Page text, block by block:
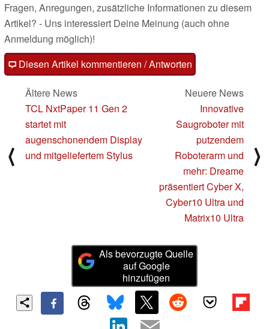
Fragen, Anregungen, zusätzliche Informationen zu diesem
Artikel? - Uns interessiert Deine Meinung (auch ohne
Anmeldung möglich)!
Diesen Artikel kommentieren / Antworten
⟨
Ältere News
TCL NxtPaper 11 Gen 2
startet mit
augenschonendem Display
und mitgeliefertem Stylus
Neuere News
Innovative
Saugroboter mit
putzendem
Roboterarm und
mehr: Dreame
präsentiert Cyber X,
Cyber10 Ultra und
Matrix10 Ultra
⟩
Als bevorzugte Quelle
auf Google
hinzufügen